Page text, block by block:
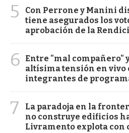
5
Con Perrone y Manini
tiene asegurados los
aprobación de la
6
Entre "mal compañero"
altísima tensión en vivo
integrantes de
7
La paradoja en la
no construye edificios
Livramento explota con